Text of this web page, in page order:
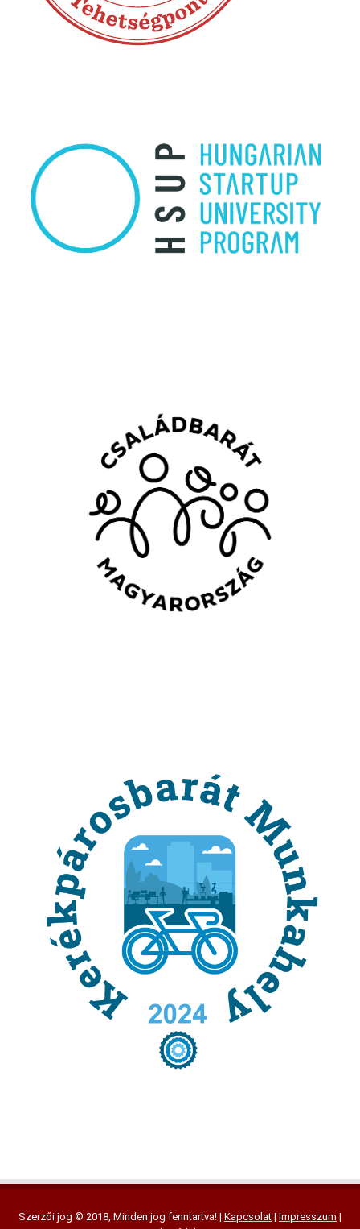
Szerzői jog © 2018, Minden jog fenntartva! | Kapcsolat | Impresszum |